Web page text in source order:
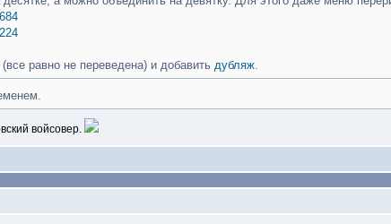
равно не переведена) и добавить дубляж.
войсовер.